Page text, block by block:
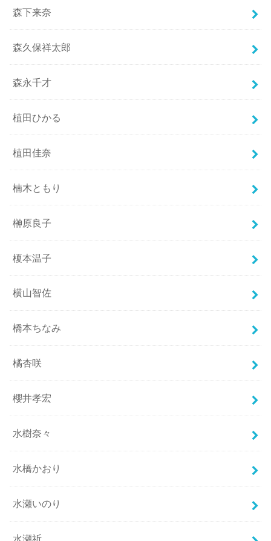
森下来奈
森久保祥太郎
森永千才
植田ひかる
植田佳奈
楠木ともり
榊原良子
榎本温子
横山智佐
橋本ちなみ
橘杏咲
櫻井孝宏
水樹奈々
水橋かおり
水瀬いのり
水瀬祈